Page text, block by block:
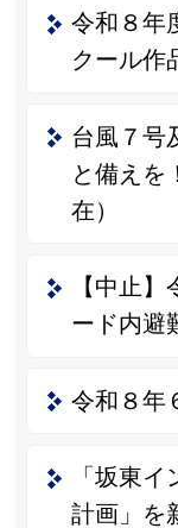
令和８年
クール作
台風７号
と備えを
在）
【中止
ード内避
令和８年
「坂東
計画」を